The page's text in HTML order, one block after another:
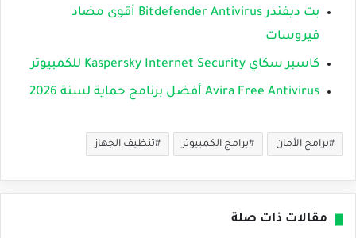
بت ديفندر Bitdefender Antivirus أقوى مضاد
فيروسات
كاسبر سكاي Kaspersky Internet Security للكمبيوتر
Avira Free Antivirus أفضل برنامج حماية لسنة 2026
برامج الأمان برامج الكمبيوتر تنظيف الجهاز
مقالات ذات صلة